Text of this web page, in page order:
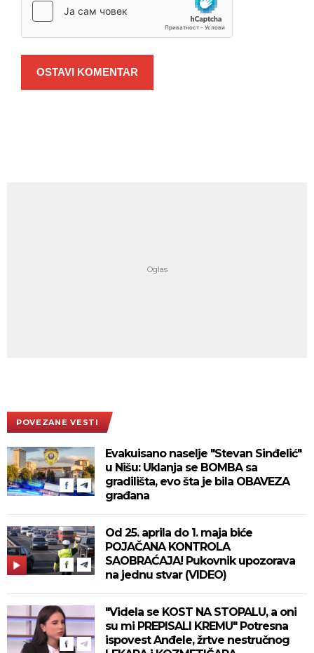
OSTAVI KOMENTAR
POVEZANE VESTI
Evakuisano naselje "Stevan Sinđelić"
u Nišu: Uklanja se BOMBA sa
gradilišta, evo šta je bila OBAVEZA
građana
Od 25. aprila do 1. maja biće
POJAČANA KONTROLA
SAOBRAĆAJA! Pukovnik upozorava
na jednu stvar (VIDEO)
"Videla se KOST NA STOPALU, a oni
su mi PREPISALI KREMU" Potresna
ispovest Anđele, žrtve nestručnog